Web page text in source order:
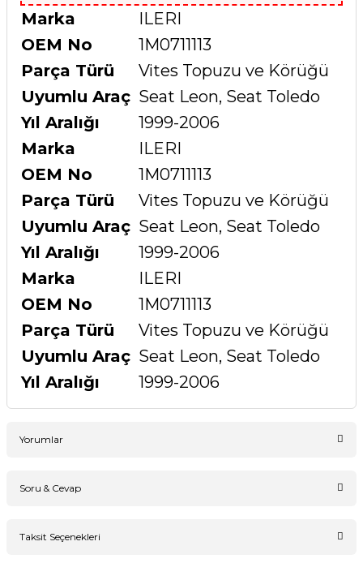
Marka
ILERI
OEM No
1M0711113
Parça Türü
Vites Topuzu ve Körüğü
Uyumlu Araç Seat Leon, Seat Toledo
Yıl Aralığı
1999-2006
Marka
ILERI
OEM No
1M0711113
Parça Türü
Vites Topuzu ve Körüğü
Uyumlu Araç Seat Leon, Seat Toledo
Yıl Aralığı
1999-2006
Marka
ILERI
OEM No
1M0711113
Parça Türü
Vites Topuzu ve Körüğü
Uyumlu Araç Seat Leon, Seat Toledo
Yıl Aralığı
1999-2006
Yorumlar
Soru & Cevap
Taksit Seçenekleri